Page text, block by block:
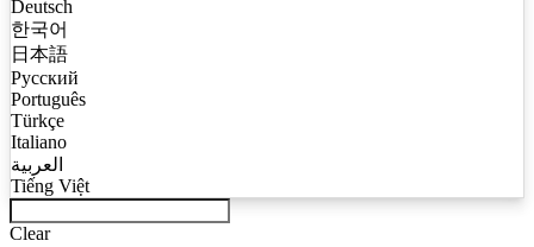
Deutsch
한국어
日本語
Русский
Português
Türkçe
Italiano
العربية
Tiếng Việt
Clear